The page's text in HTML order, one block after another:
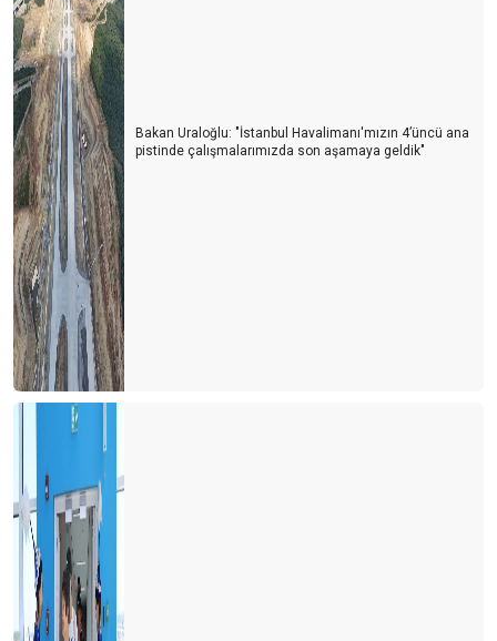
BAYRAMDA YUNAN ADALARI MI? EGE & AKDENİZ SAHİLLERİ
Mİ?
ALMAN SEYAHAT ACENTALARI BİRLİĞİ (DRV) AÇIKLADI
Runtalya maratonu sadece bir koşu değil
1618 sayılı Seyahat Acentaları yasasındaki revizyon isteği haklı
bir taleptir
2024 TE DÜNYA TURİZMİ YENİ BİR SAYFA AÇIYOR
YILIN SON GÜNÜ YURT DIŞINDAN 82 UÇUŞ GERÇEKLEŞİYOR
İklim Direnci Vergisi’ ile turizmden kapatmaya çalışıyor
GÜVEN FİYATTAN ÖNEMLİ, SAVAŞLAR SEZONU BELİRLEYECEK
TATİL 2024’ TE DAHA UCUZ OLMAYACAK
ANTALYA’DA YILIN SÜRPRİZİ POLONYA, KAZANANI SİDE ,
AVRUPA PAZARI UMUTLU, BDT TEPKİLİ, ARAP PAZARI
TEMKİNLİ…
RUSLAR BU YIL NEREYE GİTTİLER?
DÜNYANIN EN PAHALI TURİZM ÜLKESİ
Bakan Uraloğlu: "İstanbul Havalimanı'mızın 4’üncü ana
pistinde çalışmalarımızda son aşamaya geldik"